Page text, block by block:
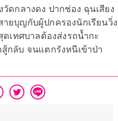
ดกลางดง ปากช่อง ฉุนเสียง
ยบุญกับผู้ปกครองนักเรียนวิ่ง
เทศบาลต้องส่งรถน้ำกะ
กลับ จนแตกรังหนีเข้าป่า